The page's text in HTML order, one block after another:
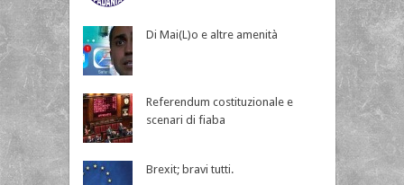
Di Mai(L)o e altre amenità
Referendum costituzionale e
scenari di fiaba
Brexit; bravi tutti.